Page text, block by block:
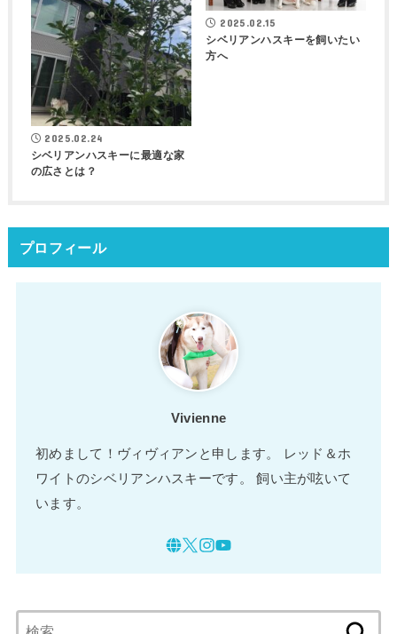
2025.02.24
シベリアンハスキーに最適な家
の広さとは？
2025.02.15
シベリアンハスキーを飼いたい
方へ
プロフィール
Vivienne
初めまして！ヴィヴィアンと申します。 レッド＆ホ
ワイトのシベリアンハスキーです。 飼い主が呟いて
います。